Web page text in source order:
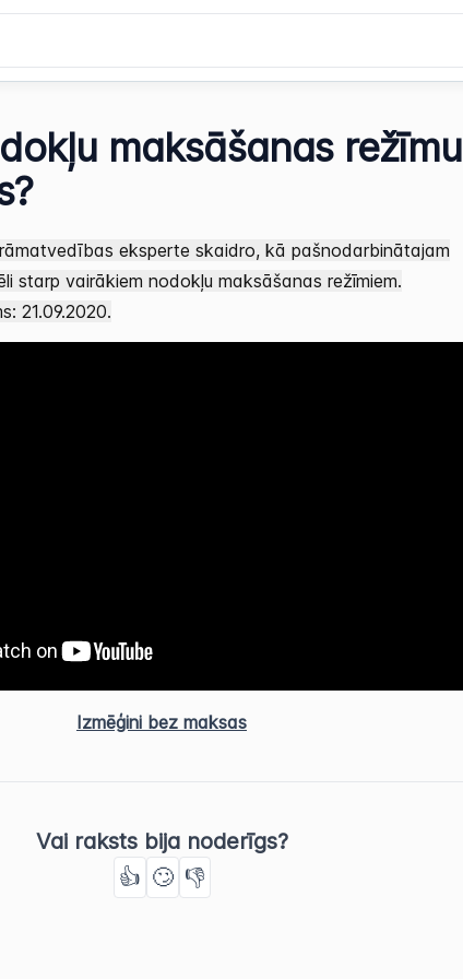
maksāšanas režīmu
eksperte skaidro, kā pašnodarbinātajam
starp vairākiem nodokļu maksāšanas režīmiem.
21.09.2020.
Izmēģini bez maksas
Vai raksts bija noderīgs?
👍 🙄 👎